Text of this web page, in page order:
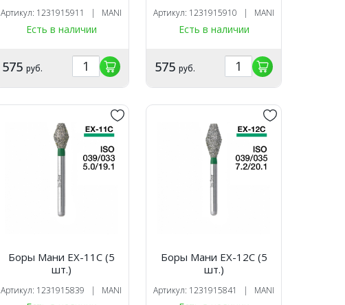
Артикул: 1231915911 | MANI
Есть в наличии
575 руб.
Артикул: 1231915910 | MANI
Есть в наличии
575 руб.
Боры Мани EX-11C (5
шт.)
Артикул: 1231915839 | MANI
Боры Мани EX-12C (5
шт.)
Артикул: 1231915841 | MANI